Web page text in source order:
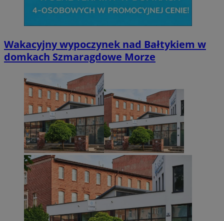
Wakacyjny wypoczynek nad Bałtykiem w
domkach Szmaragdowe Morze